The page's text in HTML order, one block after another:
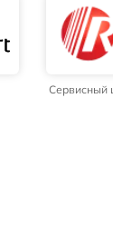
Сервисный